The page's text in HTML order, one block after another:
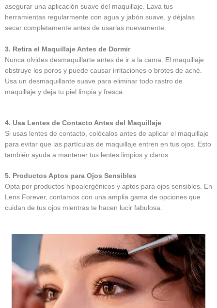
asegurar una aplicación suave del maquillaje. Lava tus
herramientas regularmente con agua y jabón suave, y déjalas
secar completamente antes de usarlas nuevamente.
3. Retira el Maquillaje Antes de Dormir
Nunca olvides desmaquillarte antes de ir a la cama. El maquillaje
obstruye los poros y puede causar irritaciones o brotes de acné.
Usa un desmaquillante suave para eliminar todo rastro de
maquillaje y deja tu piel limpia y fresca.
4. Usa Lentes de Contacto Antes del Maquillaje
Si usas lentes de contacto, colócalos antes de aplicar el maquillaje
para evitar que las partículas de maquillaje entren en tus ojos. Esto
también ayuda a mantener tus lentes limpios y claros.
5. Productos Aptos para Ojos Sensibles
Opta por productos hipoalergénicos y aptos para ojos sensibles. En
Lens Forever, contamos con una amplia gama de opciones que
cuidan de tus ojos mientras te hacen lucir fabulosa.